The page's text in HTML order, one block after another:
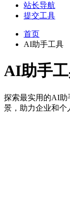
站长导航
提交工具
首页
AI助手工具
AI助手
探索最实用的AI助
景，助力企业和个